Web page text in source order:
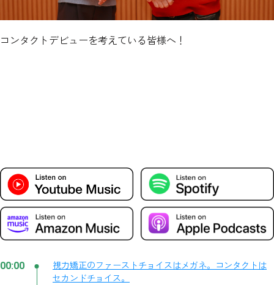
コンタクトデビューを考えている皆様へ！
00:00
視力矯正のファーストチョイスはメガネ。コンタクトは
セカンドチョイス。